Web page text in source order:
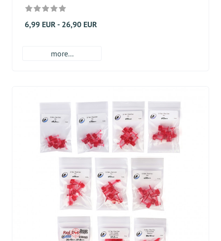
6,99 EUR - 26,90 EUR
more...